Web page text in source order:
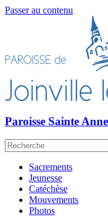
Passer au contenu
Paroisse Sainte
Sacrements
Jeunesse
Catéchèse
Mouvements
Photos